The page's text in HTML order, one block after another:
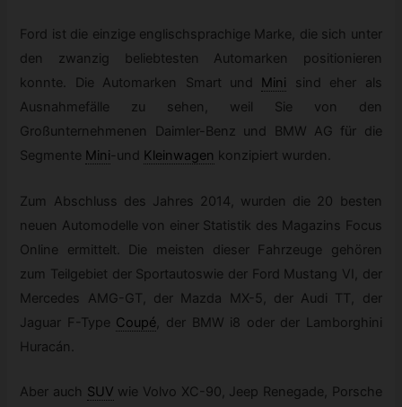
Ford ist die einzige englischsprachige Marke, die sich unter
den zwanzig beliebtesten Automarken positionieren
konnte. Die Automarken Smart und
Mini
sind eher als
Ausnahmefälle zu sehen, weil Sie von den
Großunternehmenen Daimler-Benz und BMW AG für die
Segmente Mini-und Kleinwagen konzipiert wurden.
Zum Abschluss des Jahres 2014, wurden die 20 besten
neuen Automodelle von einer Statistik des Magazins Focus
Online ermittelt. Die meisten dieser Fahrzeuge gehören
zum Teilgebiet der Sportautoswie der Ford Mustang VI, der
Mercedes AMG-GT, der Mazda MX-5, der Audi TT, der
Jaguar F-Type Coupé, der BMW i8 oder der Lamborghini
Huracán.
Aber auch SUV wie Volvo XC-90, Jeep Renegade, Porsche